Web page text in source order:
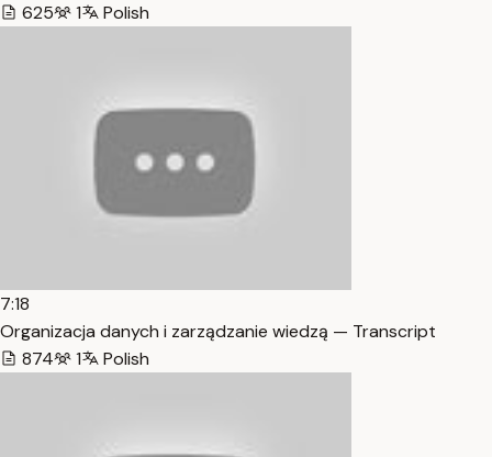
625
1 Polish
7:18
Organizacja danych i zarządzanie wiedzą — Transcript
874
1 Polish